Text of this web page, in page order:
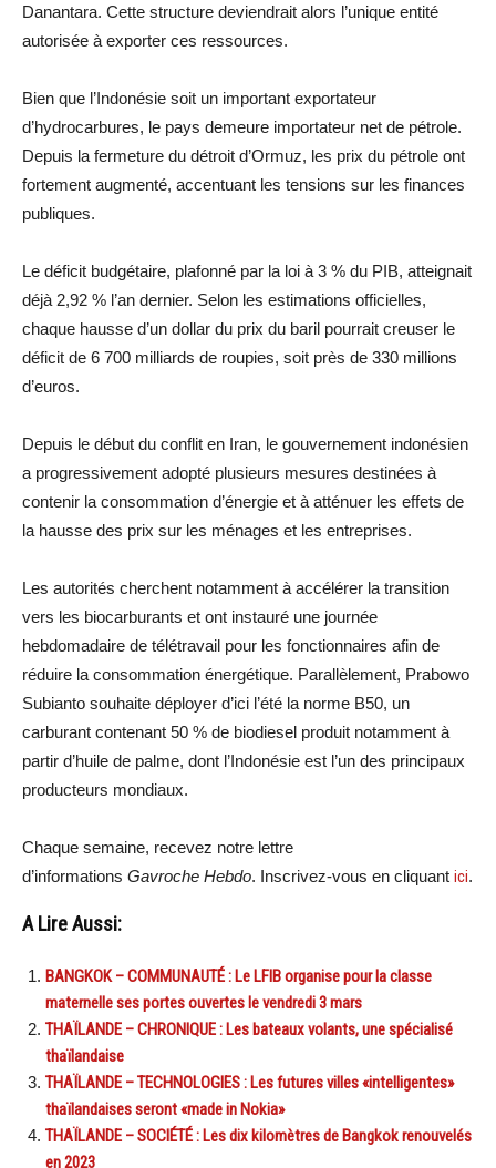
Danantara. Cette structure deviendrait alors l’unique entité
autorisée à exporter ces ressources.
Bien que l’Indonésie soit un important exportateur
d’hydrocarbures, le pays demeure importateur net de pétrole.
Depuis la fermeture du détroit d’Ormuz, les prix du pétrole ont
fortement augmenté, accentuant les tensions sur les finances
publiques.
Le déficit budgétaire, plafonné par la loi à 3 % du PIB, atteignait
déjà 2,92 % l’an dernier. Selon les estimations officielles,
chaque hausse d’un dollar du prix du baril pourrait creuser le
déficit de 6 700 milliards de roupies, soit près de 330 millions
d’euros.
Depuis le début du conflit en Iran, le gouvernement indonésien
a progressivement adopté plusieurs mesures destinées à
contenir la consommation d’énergie et à atténuer les effets de
la hausse des prix sur les ménages et les entreprises.
Les autorités cherchent notamment à accélérer la transition
vers les biocarburants et ont instauré une journée
hebdomadaire de télétravail pour les fonctionnaires afin de
réduire la consommation énergétique. Parallèlement, Prabowo
Subianto souhaite déployer d’ici l’été la norme B50, un
carburant contenant 50 % de biodiesel produit notamment à
partir d’huile de palme, dont l’Indonésie est l’un des principaux
producteurs mondiaux.
Chaque semaine, recevez notre lettre
d’informations Gavroche Hebdo. Inscrivez-vous en cliquant ici.
A Lire Aussi:
BANGKOK – COMMUNAUTÉ : Le LFIB organise pour la classe
maternelle ses portes ouvertes le vendredi 3 mars
THAÏLANDE – CHRONIQUE : Les bateaux volants, une spécialisé
thaïlandaise
THAÏLANDE – TECHNOLOGIES : Les futures villes «intelligentes»
thaïlandaises seront «made in Nokia»
THAÏLANDE – SOCIÉTÉ : Les dix kilomètres de Bangkok renouvelés
en 2023